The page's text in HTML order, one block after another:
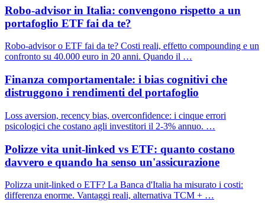
Robo-advisor in Italia: convengono rispetto a un
portafoglio ETF fai da te?
Robo-advisor o ETF fai da te? Costi reali, effetto compounding e un
confronto su 40.000 euro in 20 anni. Quando il …
Finanza comportamentale: i bias cognitivi che
distruggono i rendimenti del portafoglio
Loss aversion, recency bias, overconfidence: i cinque errori
psicologici che costano agli investitori il 2-3% annuo. …
Polizze vita unit-linked vs ETF: quanto costano
davvero e quando ha senso un'assicurazione
Polizza unit-linked o ETF? La Banca d'Italia ha misurato i costi:
differenza enorme. Vantaggi reali, alternativa TCM + …